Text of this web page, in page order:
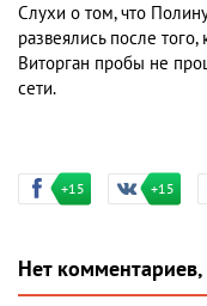
Слухи о том, что
развеялись после
Виторган пробы не
сети.
+15 +15
Нет комментариев,